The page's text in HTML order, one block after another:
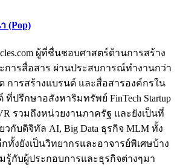
(Pop)
ผู้ที่ชื่นชอบศาสตร์ด้านการสร้าง
การสื่อสาร ผ่านประสบการณ์ทำงานกว่า
การสร้างแบรนด์ และสื่อสารองค์กรใน
ปรึกษาอสังหาริมทรัพย์ FinTech Startup
รวมถึงหน่วยงานภาครัฐ และยังเป็นที่
กับดิจิทัล AI, Big Data ธุรกิจ MLM ทั้ง
ทั้งยังเป็นวิทยากรและอาจารย์พิเศษบ้าง
รู้กับผู้ประกอบการและธุรกิจต่างๆมา